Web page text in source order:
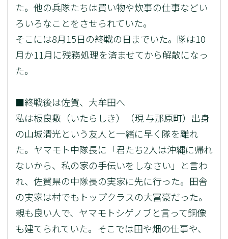
た。他の兵隊たちは買い物や炊事の仕事などい
ろいろなことをさせられていた。
そこには8月15日の終戦の日までいた。隊は10
月か11月に残務処理を済ませてから解散になっ
た。
■終戦後は佐賀、大牟田へ
私は板良敷（いたらしき）（現 与那原町）出身
の山城清光という友人と一緒に早く隊を離れ
た。ヤマモト中隊長に「君たち2人は沖縄に帰れ
ないから、私の家の手伝いをしなさい」と言わ
れ、佐賀県の中隊長の実家に先に行った。田舎
の実家は村でもトップクラスの大富豪だった。
親も良い人で、ヤマモトシゲノブと言って銅像
も建てられていた。そこでは田や畑の仕事や、